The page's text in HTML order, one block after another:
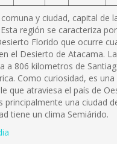
y ciudad, capital de
región se caracteriza
Florido que ocurre
el Desierto de Atacama.
a 806 kilometros de
Como curiosidad, es una
que atraviesa el país de
principalmente una ciudad
tiene un clima Semiárido.